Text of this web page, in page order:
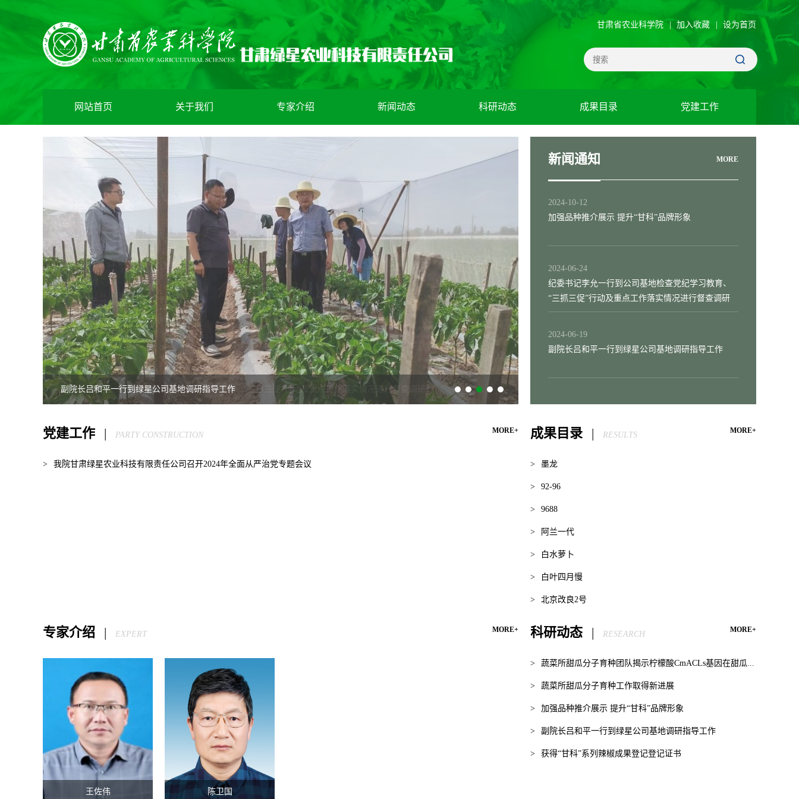
甘肃省农业科学院 | 加入收藏 设为首页
网站首页 关于我们 专家介绍 新闻动态 科研动态 成果目录 党建工作
副院长吕和平一行到绿星公司基地调研指导工作
新闻通知 MORE
2024-10-12
加强品种推介展示 提升“甘科”品牌形象
2024-06-24
纪委书记李允一行到公司基地检查党纪学习教育、
“三抓三促”行动及重点工作落实情况进行督查调研
2024-06-19
副院长吕和平一行到绿星公司基地调研指导工作
党建工作 | PARTY CONSTRUCTION MORE+
> 我院甘肃绿星农业科技有限责任公司召开2024年全面从严治党专题会议
成果目录 | RESULTS MORE+
> 墨龙
> 92-96
> 9688
> 阿兰一代
> 白水萝卜
> 白叶四月慢
> 北京改良2号
专家介绍 | EXPERT MORE+
王佐伟 陈卫国
科研动态 | RESEARCH MORE+
> 蔬菜所甜瓜分子育种团队揭示柠檬酸CmACLs基因在甜瓜...
> 蔬菜所甜瓜分子育种工作取得新进展
> 加强品种推介展示 提升“甘科”品牌形象
> 副院长吕和平一行到绿星公司基地调研指导工作
> 获得“甘科”系列辣椒成果登记登记证书